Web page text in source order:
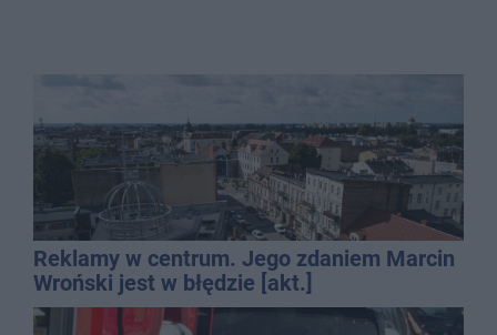
Reklamy w centrum. Jego zdaniem Marcin
Wroński jest w błędzie [akt.]